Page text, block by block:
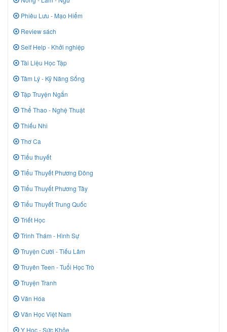
Phiêu Lưu - Mạo Hiểm
Review sách
Self Help - Khởi nghiệp
Tài Liệu Học Tập
Tâm Lý - Kỹ Năng Sống
Tập Truyện Ngắn
Thể Thao - Nghệ Thuật
Thiếu Nhi
Thơ Ca
Tiểu thuyết
Tiểu Thuyết Phương Đông
Tiểu Thuyết Phương Tây
Tiểu Thuyết Trung Quốc
Triết Học
Trinh Thám - Hình Sự
Truyện Cười - Tiếu Lâm
Truyên Teen - Tuổi Học Trò
Truyện Tranh
Văn Hóa
Văn Học Việt Nam
Y Học - Sức Khỏe